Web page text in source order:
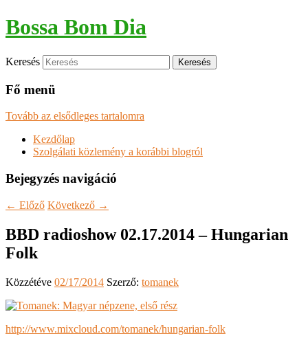
Bossa Bom Dia
Keresés
Fő menü
Tovább az elsődleges tartalomra
Kezdőlap
Szolgálati közlemény a korábbi blogról
Bejegyzés navigáció
← Előző Következő →
BBD radioshow 02.17.2014 – Hungarian
Folk
Közzétéve 02/17/2014 Szerző: tomanek
http://www.mixcloud.com/tomanek/hungarian-folk